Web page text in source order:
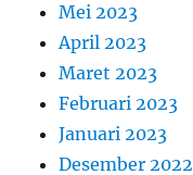
Mei 2023
April 2023
Maret 2023
Februari 2023
Januari 2023
Desember 2022